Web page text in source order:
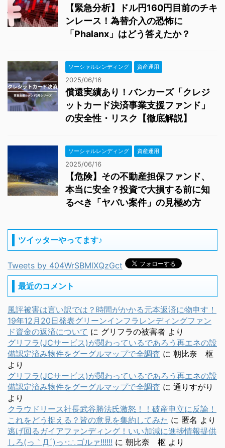
【緊急分析】ドル円160円目前のチキ
ンレース！為替介入の恐怖に
「Phalanx」はどう答えたか？
ソーシャルレンディング 資産運用
2025/06/16
償還実績あり！バンカーズ「クレジ
ットカード決済事業支援ファンド」
の安全性・リスク【徹底解説】
ソーシャルレンディング 資産運用
2025/06/16
【危険】その不動産担保ファンド、
本当に安全？投資で大損する前に知
るべき「ヤバい案件」の見極め方
ツイッターやってます♪
Tweets by 404WrSBMlXQzGct
最近のコメント
風評被害は言い訳では？時間がかかる元本返済に物申す！
19年12月20日発表グリーンインフラレンディングファン
ド資金の返済について に グリフラの被害者 より
グリフラ(JCサービス)が関わっているであろう再エネの設
備認定済み物件をグーグルマップで全調査 に 朝比奈 枢
より
グリフラ(JCサービス)が関わっているであろう再エネの設
備認定済み物件をグーグルマップで全調査 に 通りすがり
より
クラウドリース社長武谷勝法氏激怒！！破産申立に反論！
これをどう捉える？皆の意見を集約してみた に 匿名 より
逃げ回るガイアファンディング！いい加減に進捗情報提供
しろ(っ｀Д´)っ･:∴ゴルァ!!!!!! に 朝比奈 枢 より